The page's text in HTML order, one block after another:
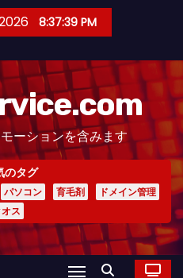
8:37:41 PM
ーションを含みます
のタグ
パソコン 育毛剤
ドメイン管理
ス